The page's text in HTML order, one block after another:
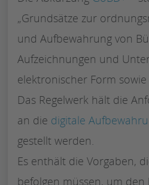
„Grundsätze zur
und Aufbewahrung von
Aufzeichnungen und
elektronischer Form sowie
Das Regelwerk hält die
an die digitale
gestellt werden.
Es enthält die Vorgaben,
befolgen müssen, um den